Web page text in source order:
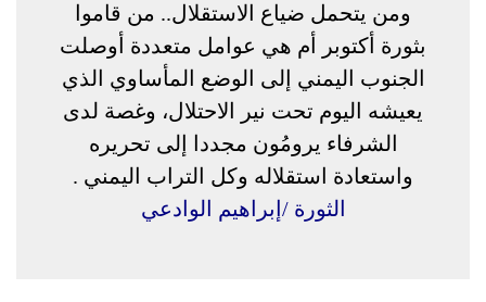
ومن يتحمل ضياع الاستقلال.. من قاموا
بثورة أكتوبر أم هي عوامل متعددة أوصلت
الجنوب اليمني إلى الوضع المأساوي الذي
يعيشه اليوم تحت نير الاحتلال، وغصة لدى
الشرفاء يرومُون مجددا إلى تحريره
واستعادة استقلاله وكل التراب اليمني .
الثورة /إبراهيم الوادعي